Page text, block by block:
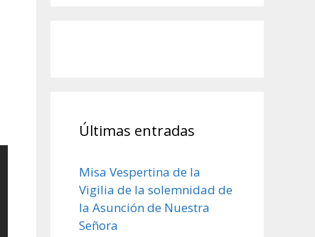
Últimas entradas
Misa Vespertina de la
Vigilia de la solemnidad de
la Asunción de Nuestra
Señora